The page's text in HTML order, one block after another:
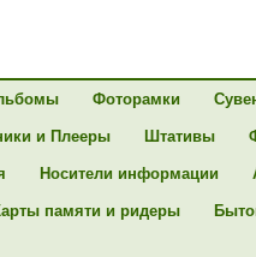
Фоторамки
и Плееры Штативы
Носители информации
памяти и ридеры